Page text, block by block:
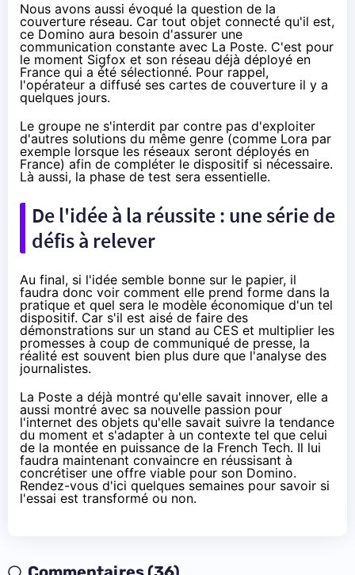
Nous avons aussi évoqué la question de la
couverture réseau. Car tout objet connecté qu'il est,
ce Domino aura besoin d'assurer une
communication constante avec La Poste. C'est pour
le moment Sigfox et son réseau déjà déployé en
France qui a été sélectionné. Pour rappel,
l'opérateur a diffusé ses cartes de couverture il y a
quelques jours.
Le groupe ne s'interdit par contre pas d'exploiter
d'autres solutions du même genre (comme Lora par
exemple lorsque les réseaux seront déployés en
France) afin de compléter le dispositif si nécessaire.
Là aussi, la phase de test sera essentielle.
De l'idée à la réussite : une série de
défis à relever
Au final, si l'idée semble bonne sur le papier, il
faudra donc voir comment elle prend forme dans la
pratique et quel sera le modèle économique d'un tel
dispositif. Car s'il est aisé de faire des
démonstrations sur un stand au CES et multiplier les
promesses à coup de communiqué de presse, la
réalité est souvent bien plus dure que l'analyse des
journalistes.
La Poste a déjà montré qu'elle savait innover, elle a
aussi montré avec sa nouvelle passion pour
l'internet des objets qu'elle savait suivre la tendance
du moment et s'adapter à un contexte tel que celui
de la montée en puissance de la French Tech. Il lui
faudra maintenant convaincre en réussisant à
concrétiser une offre viable pour son Domino.
Rendez-vous d'ici quelques semaines pour savoir si
l'essai est transformé ou non.